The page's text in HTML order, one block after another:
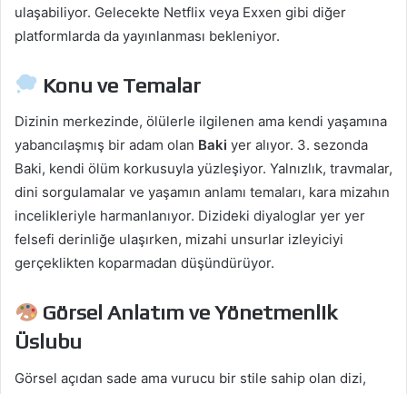
ulaşabiliyor. Gelecekte Netflix veya Exxen gibi diğer
platformlarda da yayınlanması bekleniyor.
Konu ve Temalar
Dizinin merkezinde, ölülerle ilgilenen ama kendi yaşamına
yabancılaşmış bir adam olan Baki yer alıyor. 3. sezonda
Baki, kendi ölüm korkusuyla yüzleşiyor. Yalnızlık, travmalar,
dini sorgulamalar ve yaşamın anlamı temaları, kara mizahın
incelikleriyle harmanlanıyor. Dizideki diyaloglar yer yer
felsefi derinliğe ulaşırken, mizahi unsurlar izleyiciyi
gerçeklikten koparmadan düşündürüyor.
Görsel Anlatım ve Yönetmenlik
Üslubu
Görsel açıdan sade ama vurucu bir stile sahip olan dizi,